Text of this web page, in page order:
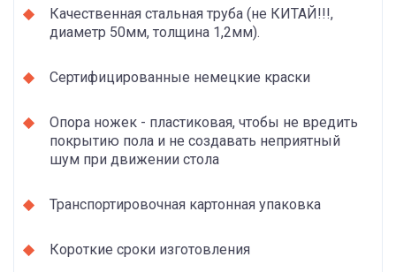
Качественная стальная труба (не КИТАЙ!!!,
диаметр 50мм, толщина 1,2мм).
Сертифицированные немецкие краски
Опора ножек - пластиковая, чтобы не вредить
покрытию пола и не создавать неприятный
шум при движении стола
Транспортировочная картонная упаковка
Короткие сроки изготовления